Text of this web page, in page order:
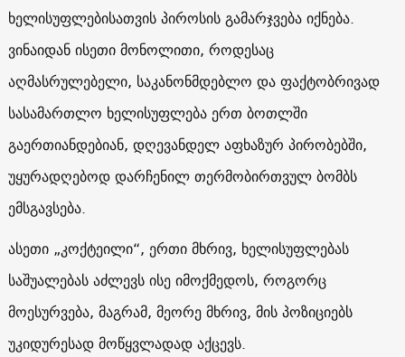
ხელისუფლებისათვის პიროსის გამარჯვება იქნება.
ვინაიდან ისეთი მონოლითი, როდესაც
აღმასრულებელი, საკანონმდებლო და ფაქტობრივად
სასამართლო ხელისუფლება ერთ ბოთლში
გაერთიანდებიან, დღევანდელ აფხაზურ პირობებში,
უყურადღებოდ დარჩენილ თერმობირთვულ ბომბს
ემსგავსება.
ასეთი „კოქტეილი“, ერთი მხრივ, ხელისუფლებას
საშუალებას აძლევს ისე იმოქმედოს, როგორც
მოესურვება, მაგრამ, მეორე მხრივ, მის პოზიციებს
უკიდურესად მოწყვლადად აქცევს.